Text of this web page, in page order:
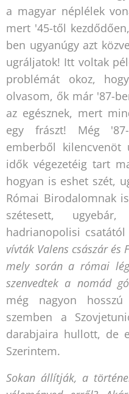
a magyar néplélek
mert '45-től
ben ugyanúgy azt
ugráljatok! Itt voltak
problémát okoz,
olvasom, ők már '87-
az egésznek, mert
egy frászt! Még
emberből
idők végezetéig tart
hogyan is eshet szét,
Római Birodalomnak
szétesett,
hadrianopolisi
vívták Valens császár és
mely során a római
szenvedtek a nomád
még nagyon
szemben a
darabjaira hullott, de
Szerintem.
Sokan állítják, a